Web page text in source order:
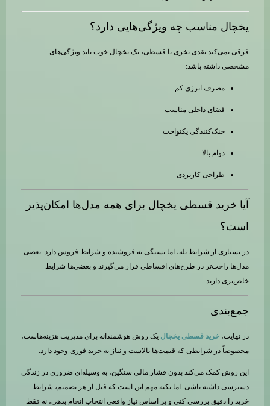
یخچال مناسب چه ویژگی‌هایی دارد؟
فرقی نمی‌کند نقدی بخری یا قسطی، یک یخچال خوب باید ویژگی‌های
مشخصی داشته باشد:
مصرف انرژی کم
فضای داخلی مناسب
خنک‌کنندگی یکنواخت
دوام بالا
طراحی کاربردی
آیا خرید قسطی یخچال برای همه مدل‌ها امکان‌پذیر
است؟
در بسیاری از شرایط بله، اما بستگی به فروشنده و شرایط فروش دارد. بعضی
مدل‌ها راحت‌تر در طرح‌های اقساطی قرار می‌گیرند و بعضی‌ها شرایط
خاص‌تری دارند.
جمع‌بندی
در نهایت، خرید قسطی یخچال یک روش هوشمندانه برای مدیریت هزینه‌هاست،
مخصوصاً در شرایطی که قیمت‌ها بالاست و نیاز به خرید فوری وجود دارد.
این روش کمک می‌کند بدون فشار مالی سنگین، به وسیله‌ای ضروری در زندگی
دسترسی داشته باشی. اما نکته مهم این است که قبل از هر تصمیم، شرایط
خرید را دقیق بررسی کنی و بر اساس نیاز واقعی انتخاب انجام بدهی، نه فقط